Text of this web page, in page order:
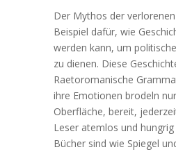
Der Mythos der
Beispiel dafür, wie
werden kann, um
zu dienen. Diese
Raetoromanische
ihre Emotionen brodeln
Oberfläche, bereit,
Leser atemlos und
Bücher sind wie Spiegel